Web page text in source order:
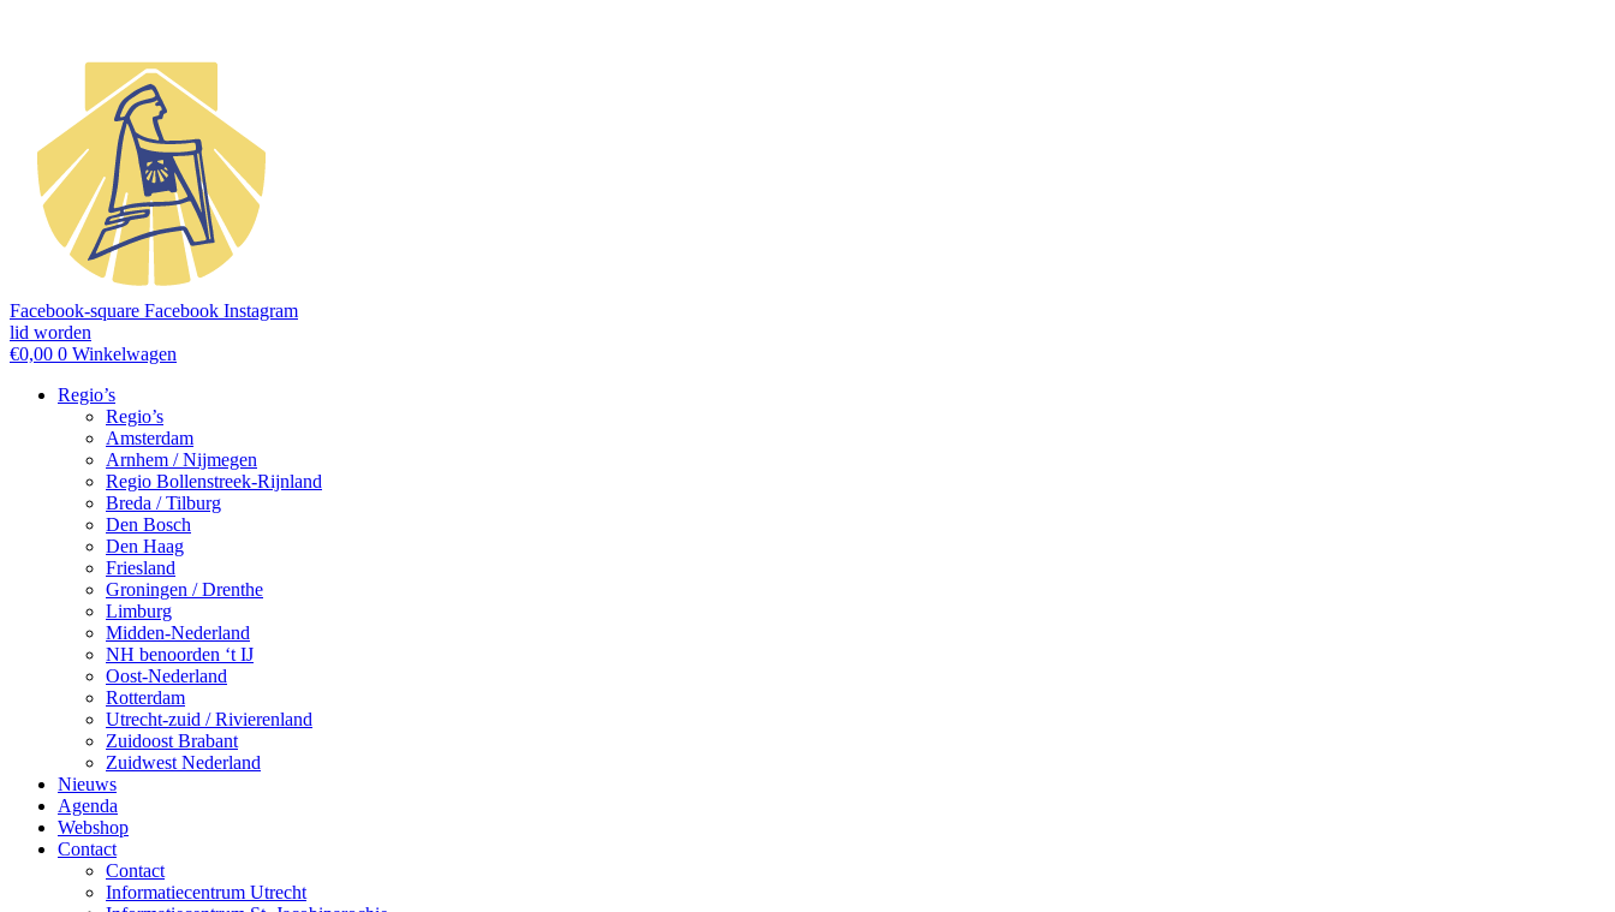
Facebook-square Facebook Instagram
lid worden
€0,00 0 Winkelwagen
Regio’s
Regio’s
Amsterdam
Arnhem / Nijmegen
Regio Bollenstreek-Rijnland
Breda / Tilburg
Den Bosch
Den Haag
Friesland
Groningen / Drenthe
Limburg
Midden-Nederland
NH benoorden ‘t IJ
Oost-Nederland
Rotterdam
Utrecht-zuid / Rivierenland
Zuidoost Brabant
Zuidwest Nederland
Nieuws
Agenda
Webshop
Contact
Contact
Informatiecentrum Utrecht